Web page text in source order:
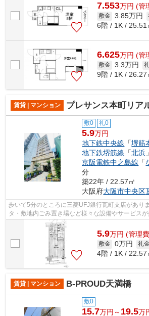
7.553万円 (管
敷金 3.85万円
6階 / 1K / 25.51
6.625万円 (管
敷金 3.3万円
9階 / 1K / 26.27
賃貸 | マンション プレサンス本町リア
敷0 礼0
5.9万円
地下鉄中央線 「堺筋
地下鉄堺筋線 「北浜
京阪電鉄中之島線 「
分
築22年 / 22.57㎡
大阪府大阪市中央区
歩いて5分のところに三菱UFJ銀行瓦町支店があり
タ・敷地内ごみ置き場など様々な設備やサービス
す。周辺環境の良い14階建ての建物です...
5.9万円 (管理
敷金 0万円 礼
4階 / 1K / 22.57
賃貸 | マンション B-PROUD天満橋
敷0
15.7万円～ 19.5万